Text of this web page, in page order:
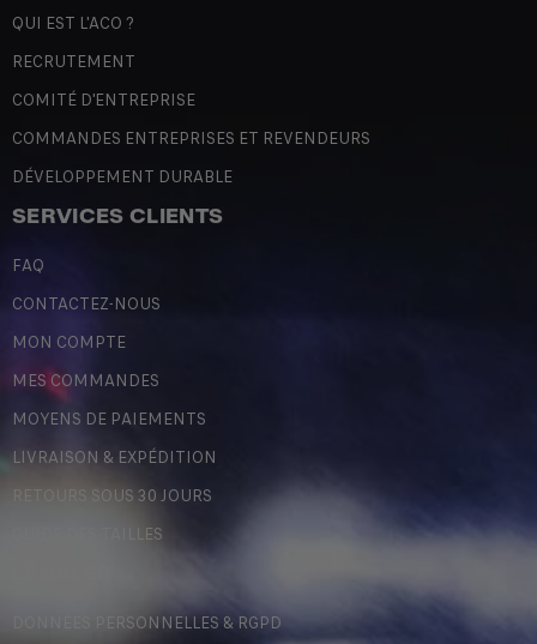
QUI EST L'ACO ?
RECRUTEMENT
COMITÉ D'ENTREPRISE
COMMANDES ENTREPRISES ET REVENDEURS
DÉVELOPPEMENT DURABLE
SERVICES CLIENTS
FAQ
CONTACTEZ-NOUS
MON COMPTE
MES COMMANDES
MOYENS DE PAIEMENTS
LIVRAISON & EXPÉDITION
RETOURS SOUS 30 JOURS
GUIDE DES TAILLES
DONNÉES PERSONNELLES & RGPD